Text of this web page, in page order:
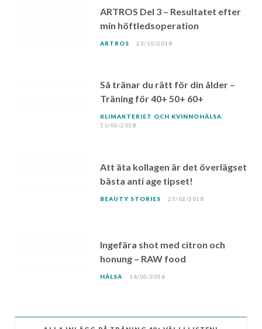
ARTROS Del 3 – Resultatet efter
min höftledsoperation
ARTROS 23/10/2018
Så tränar du rätt för din ålder –
Träning för 40+ 50+ 60+
KLIMAKTERIET OCH KVINNOHÄLSA
11/03/2018
Att äta kollagen är det överlägset
bästa anti age tipset!
BEAUTY STORIES 25/02/2018
Ingefära shot med citron och
honung – RAW food
HÄLSA 14/05/2016